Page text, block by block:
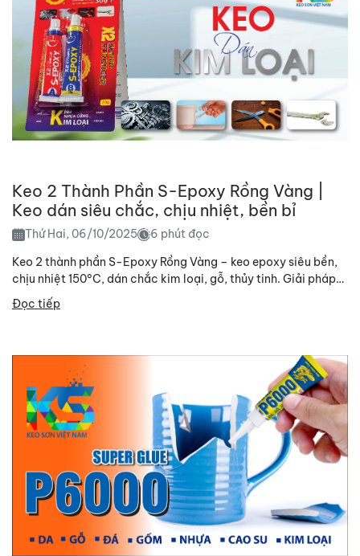
Keo 2 Thành Phần S-Epoxy Rồng Vàng |
Keo dán siêu chắc, chịu nhiệt, bền bỉ
Thứ Hai, 06/10/2025
6 phút đọc
Keo 2 thành phần S-Epoxy Rồng Vàng – keo epoxy siêu bền,
chịu nhiệt 150°C, dán chắc kim loại, gỗ, thủy tinh. Giải pháp
kết dính...
Đọc tiếp